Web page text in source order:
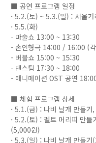
■ 공연 프로그램 일정
· 5.2.(토) ~ 5.3.(일) : 서울
· 5.5.(화)
- 마술쇼 13:00 ~ 13:30
- 손인형극 14:00 / 16:00 (
- 버블쇼 15:00 ~ 15:30
- 댄스팀 17:30 ~ 18:00
- 애니메이션 OST 공연
■ 체험 프로그램 상세
· 5.1.(금) : 나비 날개 만들
· 5.2.(토) : 펠트 머리띠 만
(5,000원)
· 5.3.(일) : 나비 날개 만들